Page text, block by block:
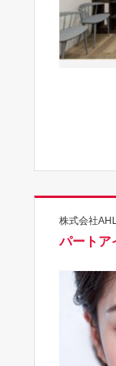
株式会社
パートア